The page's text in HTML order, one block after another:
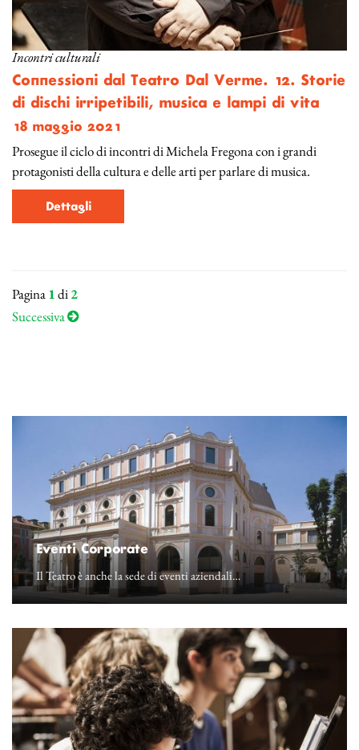
Incontri culturali
Connessioni dal Teatro Dal Verme. 12. Storie
di dischi irripetibili, musica e lampi di vita
18 maggio 2021
Prosegue il ciclo di incontri di Michela Fregona con i grandi
protagonisti della cultura e delle arti per parlare di musica.
Dettagli
Pagina1di2
Successiva
Eventi Corporate
Il Teatro è anche la sede di eventi aziendali…